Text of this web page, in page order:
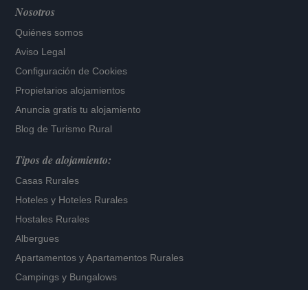
Nosotros
Quiénes somos
Aviso Legal
Configuración de Cookies
Propietarios alojamientos
Anuncia gratis tu alojamiento
Blog de Turismo Rural
Tipos de alojamiento:
Casas Rurales
Hoteles y Hoteles Rurales
Hostales Rurales
Albergues
Apartamentos yApartamentos Rurales
Campings y Bungalows